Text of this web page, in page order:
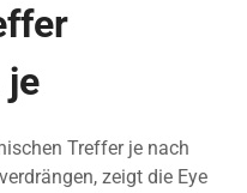
je
Treffer je nach
zeigt die Eye